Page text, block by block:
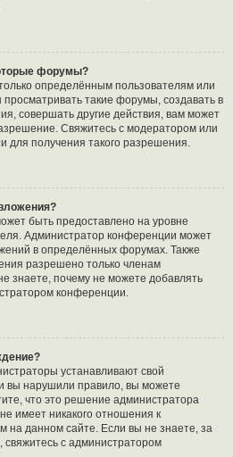
форумы?
определённым пользователям или
такие форумы, создавать в
совершать другие действия, вам может
Свяжитесь с модератором или
для получения такого разрешения.
быть предоставлено на уровне
Администратор конференции может
в определённых форумах. Также
разрешено только членам
знаете, почему не можете добавлять
конференции.
устанавливают свой
вы нарушили правило, вы можете
что это решение администратора
имеет никакого отношения к
данном сайте. Если вы не знаете, за
с администратором